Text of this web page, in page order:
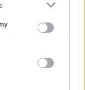
por la
es lo que
de donación